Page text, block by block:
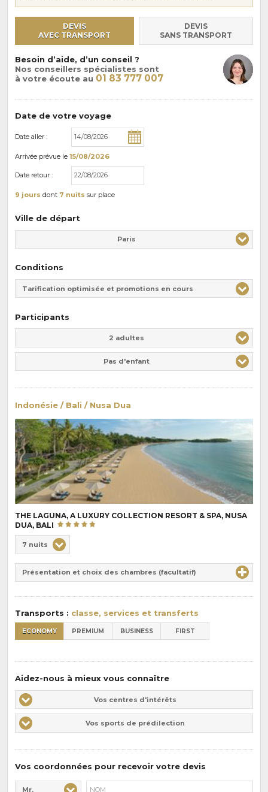
DEVIS
AVEC TRANSPORT
DEVIS
SANS TRANSPORT
Besoin d’aide, d’un conseil ?
Nos conseillers spécialistes sont
à votre écoute au 01 83 777 007
Date de votre voyage
Date aller :
Arrivée prévue le 15/08/2026
Date retour :
9 jours dont 7 nuits sur place
Ville de départ
Paris
Conditions
Tarification optimisée et promotions en cours
Participants
2 adultes
Pas d'enfant
Indonésie / Bali / Nusa Dua
THE LAGUNA, A LUXURY COLLECTION RESORT & SPA, NUSA
DUA, BALI
de
pension
:
Durée
7 nuits
Présentation et choix des chambres (facultatif)
Transports : classe, services et transferts
ECONOMY PREMIUM BUSINESS FIRST
Aidez-nous à mieux vous connaître
Vos
centres
d'intérêts
Vos centres d'intérêts
Vos
sports
Vos sports de prédilection
Vos coordonnées pour recevoir votre devis
Mr.